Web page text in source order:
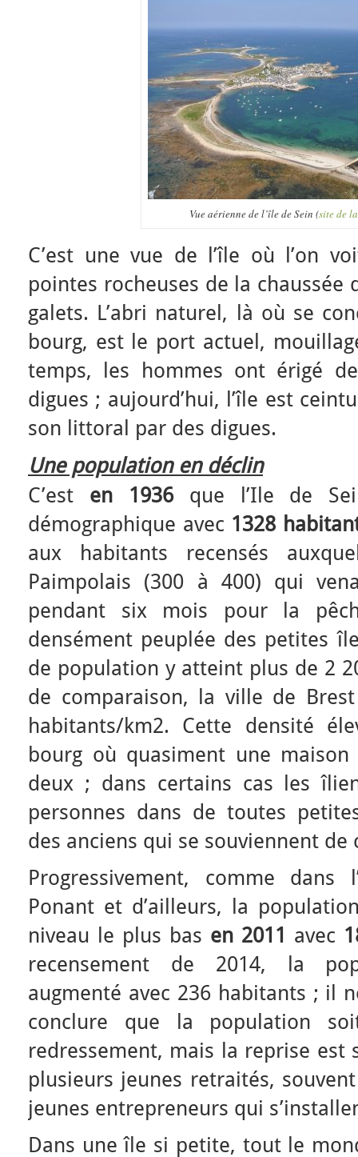
Vue aérienne de l’île de Sein (site de
C’est une vue de l’île où l’on
pointes rocheuses de la chaussée
galets. L’abri naturel, là où se
bourg, est le port actuel,
temps, les hommes ont érigé
digues ; aujourd’hui, l’île est
son littoral par des digues.
Une population en déclin
C’est en 1936que l’Ile de
démographique avec 1328
aux habitants recensés
Paimpolais (300 à 400) qui
pendant six mois pour la
densément peuplée des petites
de population y atteint plus de 2
de comparaison, la ville de
habitants/km2. Cette densité
bourg où quasiment une
deux ; dans certains cas les
personnes dans de toutes
des anciens qui se souviennent de
Progressivement, comme dans
Ponant et d’ailleurs, la
niveau le plus bas en 2011 avec
recensement de 2014, la
augmenté avec 236 habitants ; il
conclure que la population
redressement, mais la reprise est
plusieurs jeunes retraités,
jeunes entrepreneurs qui
Dans une île si petite, tout le